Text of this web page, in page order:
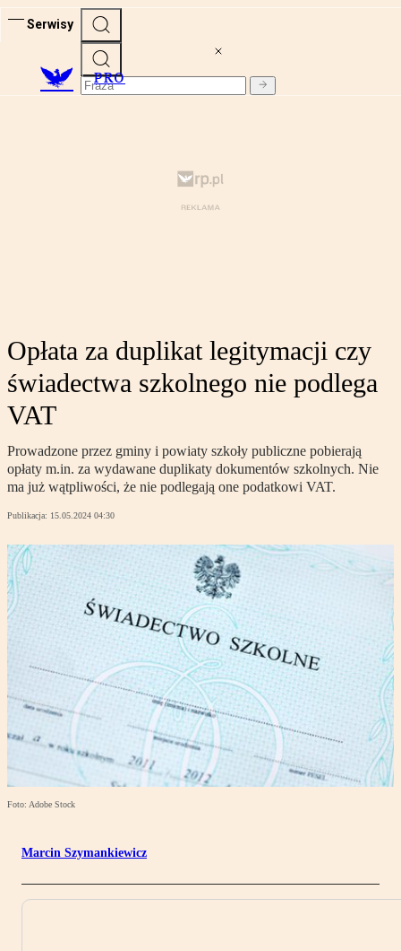
Serwisy
PRO
Opłata za duplikat legitymacji czy
świadectwa szkolnego nie podlega
VAT
Prowadzone przez gminy i powiaty szkoły publiczne pobierają
opłaty m.in. za wydawane duplikaty dokumentów szkolnych. Nie
ma już wątpliwości, że nie podlegają one podatkowi VAT.
Publikacja: 15.05.2024 04:30
Foto: Adobe Stock
Marcin Szymankiewicz